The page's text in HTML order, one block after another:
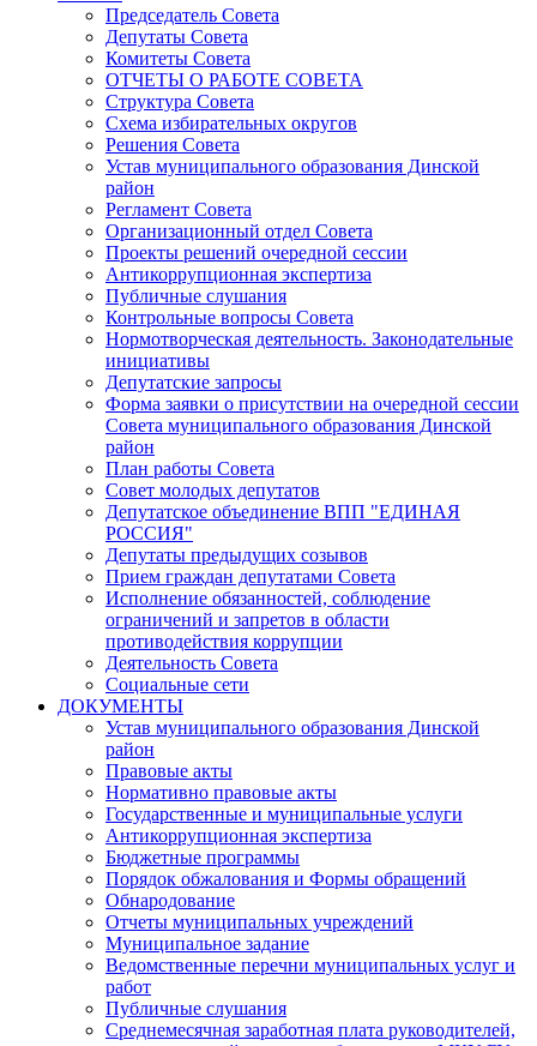
Председатель Совета
Депутаты Совета
Комитеты Совета
ОТЧЕТЫ О РАБОТЕ СОВЕТА
Структура Совета
Схема избирательных округов
Решения Совета
Устав муниципального образования Динской
район
Регламент Совета
Организационный отдел Совета
Проекты решений очередной сессии
Антикоррупционная экспертиза
Публичные слушания
Контрольные вопросы Совета
Нормотворческая деятельность. Законодательные
инициативы
Депутатские запросы
Форма заявки о присутствии на очередной сессии
Совета муниципального образования Динской
район
План работы Совета
Совет молодых депутатов
Депутатское объединение ВПП "ЕДИНАЯ
РОССИЯ"
Депутаты предыдущих созывов
Прием граждан депутатами Совета
Исполнение обязанностей, соблюдение
ограничений и запретов в области
противодействия коррупции
Деятельность Совета
Социальные сети
ДОКУМЕНТЫ
Устав муниципального образования Динской
район
Правовые акты
Нормативно правовые акты
Государственные и муниципальные услуги
Антикоррупционная экспертиза
Бюджетные программы
Порядок обжалования и Формы обращений
Обнародование
Отчеты муниципальных учреждений
Муниципальное задание
Ведомственные перечни муниципальных услуг и
работ
Публичные слушания
Среднемесячная заработная плата руководителей,